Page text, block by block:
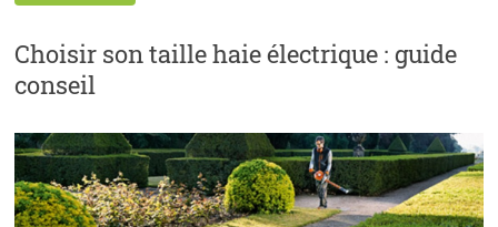
Choisir son taille haie électrique : guide
conseil